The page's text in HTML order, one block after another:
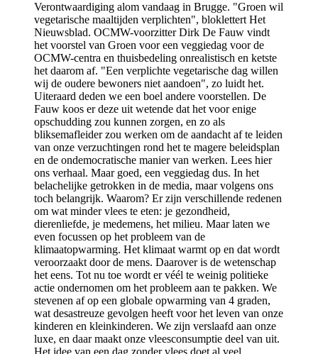
Verontwaardiging alom vandaag in Brugge. "Groen wil
vegetarische maaltijden verplichten", bloklettert Het
Nieuwsblad. OCMW-voorzitter Dirk De Fauw vindt
het voorstel van Groen voor een veggiedag voor de
OCMW-centra en thuisbedeling onrealistisch en ketste
het daarom af. "Een verplichte vegetarische dag willen
wij de oudere bewoners niet aandoen", zo luidt het.
Uiteraard deden we een boel andere voorstellen. De
Fauw koos er deze uit wetende dat het voor enige
opschudding zou kunnen zorgen, en zo als
bliksemafleider zou werken om de aandacht af te leiden
van onze verzuchtingen rond het te magere beleidsplan
en de ondemocratische manier van werken. Lees hier
ons verhaal. Maar goed, een veggiedag dus. In het
belachelijke getrokken in de media, maar volgens ons
toch belangrijk. Waarom? Er zijn verschillende redenen
om wat minder vlees te eten: je gezondheid,
dierenliefde, je medemens, het milieu. Maar laten we
even focussen op het probleem van de
klimaatopwarming. Het klimaat warmt op en dat wordt
veroorzaakt door de mens. Daarover is de wetenschap
het eens. Tot nu toe wordt er véél te weinig politieke
actie ondernomen om het probleem aan te pakken. We
stevenen af op een globale opwarming van 4 graden,
wat desastreuze gevolgen heeft voor het leven van onze
kinderen en kleinkinderen. We zijn verslaafd aan onze
luxe, en daar maakt onze vleesconsumptie deel van uit.